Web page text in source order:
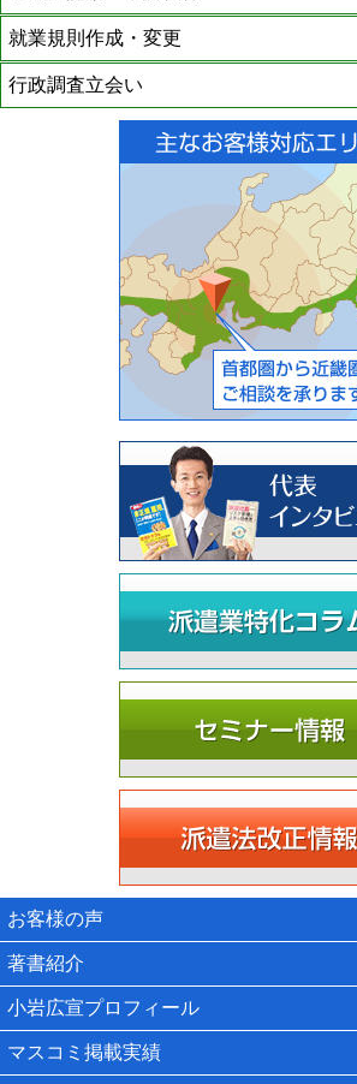
就業規則作成・変更
行政調査立会い
お客様の声
著書紹介
小岩広宣プロフィール
マスコミ掲載実績